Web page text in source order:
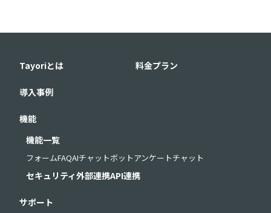
Tayoriとは 料金プラン
導入事例
機能
機能一覧
フォームFAQAIチャットボットアンケートチャット
セキュリティ外部連携API連携
サポート